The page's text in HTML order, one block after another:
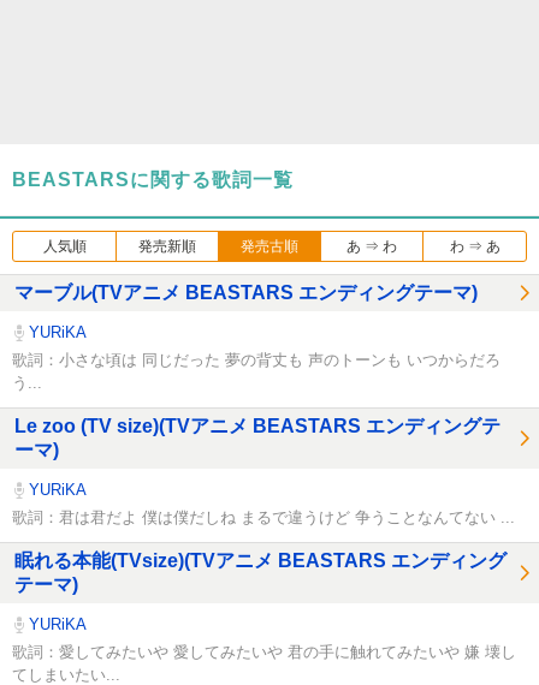
BEASTARSに関する歌詞一覧
人気順 発売新順 発売古順 あ ⇒ わ わ ⇒ あ
マーブル(TVアニメ BEASTARS エンディングテーマ)
YURiKA
歌詞：小さな頃は 同じだった 夢の背丈も 声のトーンも いつからだろ
う...
Le zoo (TV size)(TVアニメ BEASTARS エンディングテ
ーマ)
YURiKA
歌詞：君は君だよ 僕は僕だしね まるで違うけど 争うことなんてない ...
眠れる本能(TVsize)(TVアニメ BEASTARS エンディング
テーマ)
YURiKA
歌詞：愛してみたいや 愛してみたいや 君の手に触れてみたいや 嫌 壊し
てしまいたい...